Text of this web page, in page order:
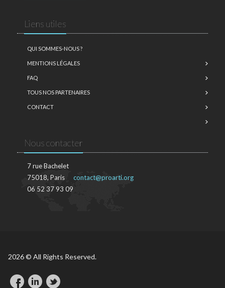
Liens utiles
QUI SOMMES-NOUS ?
MENTIONS LÉGALES
FAQ
TOUS NOS PARTENAIRES
CONTACT
Nous contacter
7 rue Bachelet
75018, Paris
06 52 37 93 09
contact@proarti.org
2026 © All Rights Reserved.